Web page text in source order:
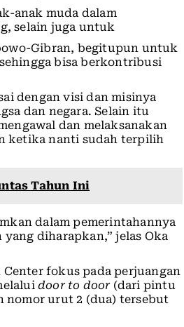
anak muda dalam
selain juga untuk
Gibran, begitupun untuk
bisa berkontribusi
dengan visi dan misinya
dan negara. Selain itu
dan melaksanakan
ketika nanti sudah terpilih
Tahun Ini
dalam pemerintahannya
diharapkan,” jelas Oka
fokus pada perjuangan
door to door(dari pintu
urut 2 (dua) tersebut